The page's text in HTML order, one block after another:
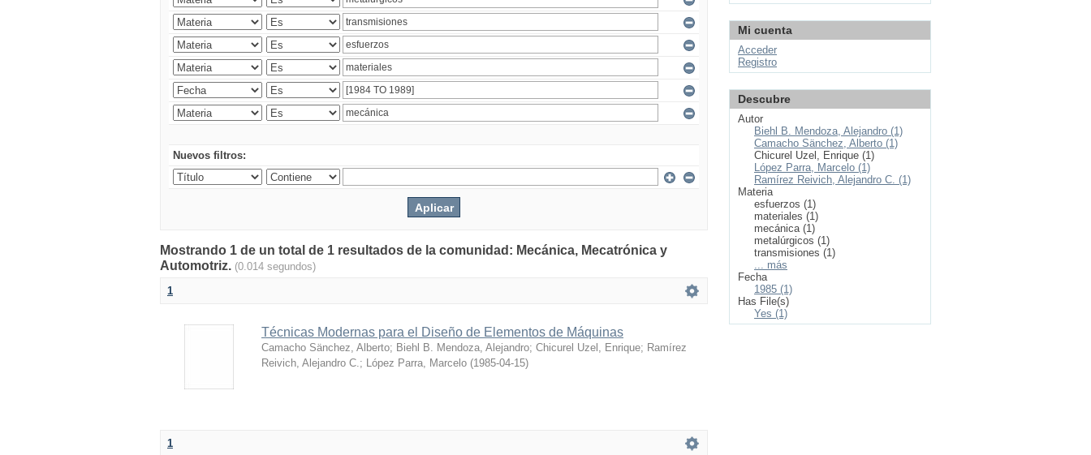
Nuevos filtros:
Mostrando 1 de un total de 1 resultados de la comunidad: Mecánica, Mecatrónica y
Automotriz. (0.014 segundos)
1
Técnicas Modernas para el Diseño de Elementos de Máquinas
Camacho Sänchez, Alberto; Biehl B. Mendoza, Alejandro; Chicurel Uzel, Enrique; Ramírez
Reivich, Alejandro C.; López Parra, Marcelo (1985-04-15)
1
Mi cuenta
Acceder
Registro
Descubre
Autor
Biehl B. Mendoza, Alejandro (1)
Camacho Sänchez, Alberto (1)
Chicurel Uzel, Enrique (1)
López Parra, Marcelo (1)
Ramírez Reivich, Alejandro C. (1)
Materia
esfuerzos (1)
materiales (1)
mecánica (1)
metalúrgicos (1)
transmisiones (1)
... más
Fecha
1985 (1)
Has File(s)
Yes (1)